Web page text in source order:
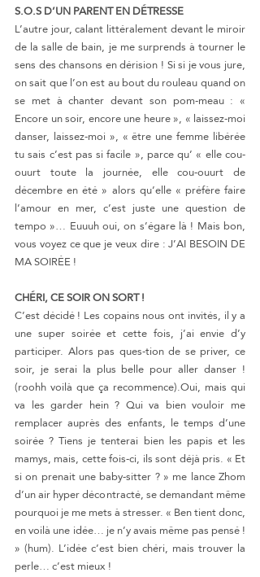
S.O.S D’UN PARENT EN DÉTRESSE
L’autre jour, calant littéralement devant le miroir
de la salle de bain, je me surprends à tourner le
sens des chansons en dérision ! Si si je vous jure,
on sait que l’on est au bout du rouleau quand on
se met à chanter devant son pom-meau : «
Encore un soir, encore une heure », « laissez-moi
danser, laissez-moi », « être une femme libérée
tu sais c’est pas si facile », parce qu’ « elle cou-
ouurt toute la journée, elle cou-ouurt de
décembre en été » alors qu’elle « préfère faire
l’amour en mer, c’est juste une question de
tempo »… Euuuh oui, on s’égare là ! Mais bon,
vous voyez ce que je veux dire : J’AI BESOIN DE
MA SOIRÉE !
CHÉRI, CE SOIR ON SORT !
C’est décidé ! Les copains nous ont invités, il y a
une super soirée et cette fois, j’ai envie d’y
participer. Alors pas ques-tion de se priver, ce
soir, je serai la plus belle pour aller danser !
(roohh voilà que ça recommence).Oui, mais qui
va les garder hein ? Qui va bien vouloir me
remplacer auprès des enfants, le temps d’une
soirée ? Tiens je tenterai bien les papis et les
mamys, mais, cette fois-ci, ils sont déjà pris. « Et
si on prenait une baby-sitter ? » me lance Zhom
d’un air hyper décontracté, se demandant même
pourquoi je me mets à stresser. « Ben tient donc,
en voilà une idée… je n’y avais même pas pensé !
» (hum). L’idée c’est bien chéri, mais trouver la
perle… c’est mieux !